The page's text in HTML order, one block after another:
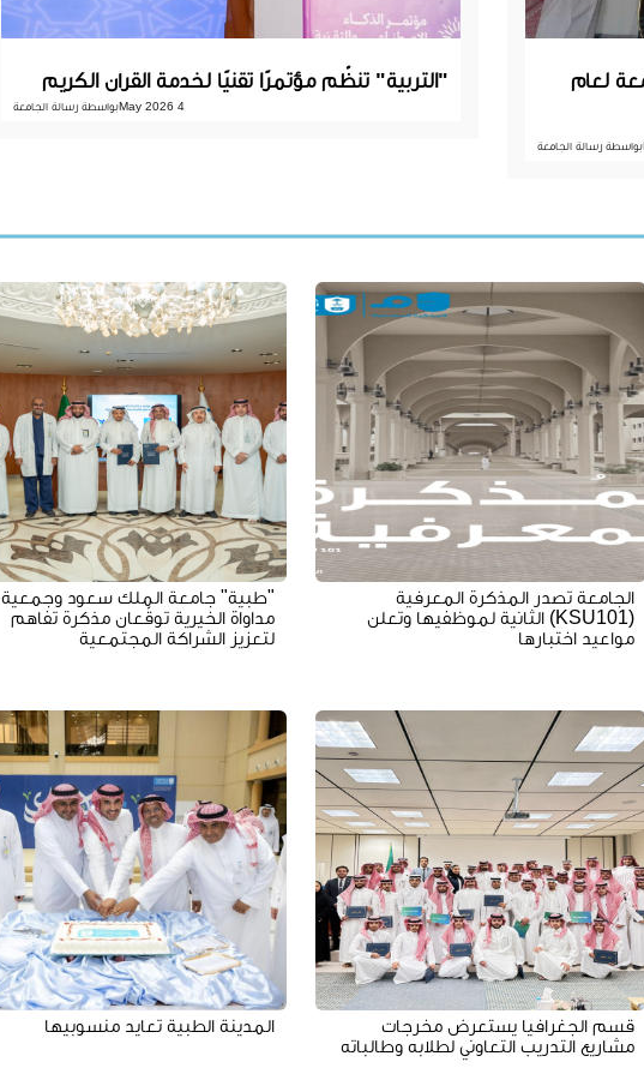
لعام
بواسطة رسالة الجامعة
"التربية" تنظّم مؤتمرًا تقنيًا لخدمة القرآن الكريم
4 May 2026 بواسطة رسالة الجامعة
الجامعة تصدر المذكرة المعرفية
(KSU101) الثانية لموظفيها وتعلن
مواعيد اختبارها
"طبية" جامعة الملك سعود وجمعية
مداواة الخيرية توقّعان مذكرة تفاهم
لتعزيز الشراكة المجتمعية
قسم الجغرافيا يستعرض مخرجات
مشاريع التدريب التعاوني لطلابه وطالباته
المدينة الطبية تعايد منسوبيها